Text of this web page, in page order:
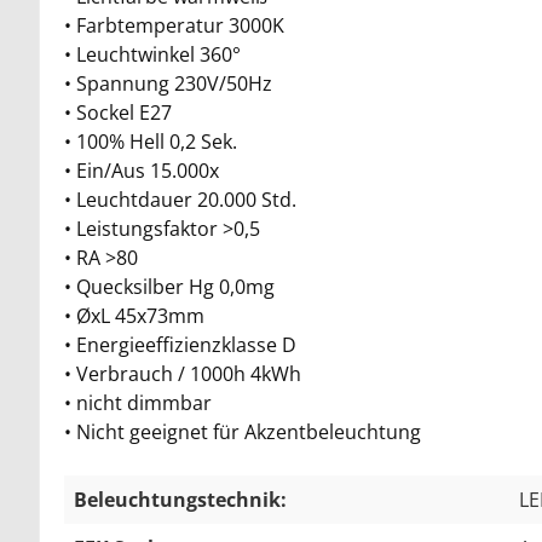
• Farbtemperatur 3000K
• Leuchtwinkel 360°
• Spannung 230V/50Hz
• Sockel E27
• 100% Hell 0,2 Sek.
• Ein/Aus 15.000x
• Leuchtdauer 20.000 Std.
• Leistungsfaktor >0,5
• RA >80
• Quecksilber Hg 0,0mg
• ØxL 45x73mm
• Energieeffizienzklasse D
• Verbrauch / 1000h 4kWh
• nicht dimmbar
• Nicht geeignet für Akzentbeleuchtung
Beleuchtungstechnik: